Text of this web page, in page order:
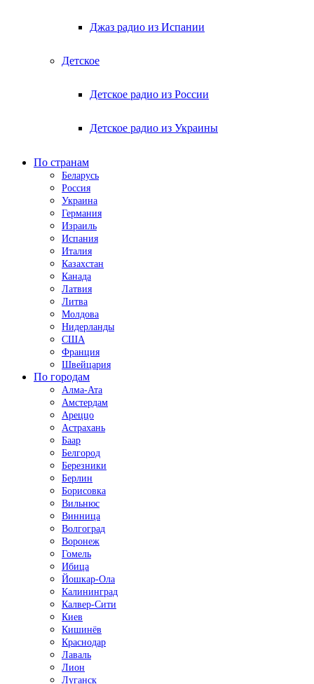
Джаз радио из Испании
Детское
Детское радио из России
Детское радио из Украины
По странам
Беларусь
Россия
Украина
Германия
Израиль
Испания
Италия
Казахстан
Канада
Латвия
Литва
Молдова
Нидерланды
США
Франция
Швейцария
По городам
Алма-Ата
Амстердам
Ареццо
Астрахань
Баар
Белгород
Березники
Берлин
Борисовка
Вильнюс
Винница
Волгоград
Воронеж
Гомель
Ибица
Йошкар-Ола
Калининград
Калвер-Сити
Киев
Кишинёв
Краснодар
Лаваль
Лион
Луганск